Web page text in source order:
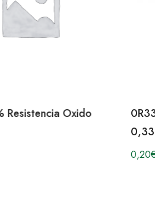
Resistencia Oxido
0,20€